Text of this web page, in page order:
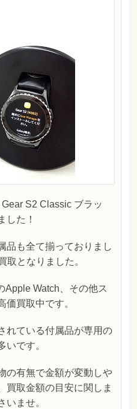
S2 Classic ブラッ
した！
品も全て揃っておりまし
取となりました。
Apple Watch、その他ス
価買取中です。
れている付属品が専用の
いです。
の有無で金額が変動しや
買取金額の目安に関しま
いませ。